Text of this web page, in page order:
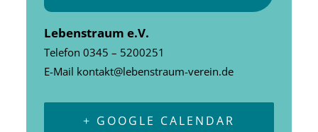
Lebenstraum e.V.
Telefon0345 – 5200251
E-Mail kontakt@lebenstraum-verein.de
+ GOOGLE CALENDAR